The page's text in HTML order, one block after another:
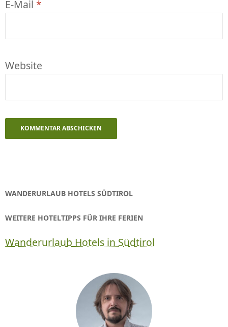
E-Mail *
Website
WANDERURLAUB HOTELS SÜDTIROL
WEITERE HOTELTIPPS FÜR IHRE FERIEN
Wanderurlaub Hotels in Südtirol